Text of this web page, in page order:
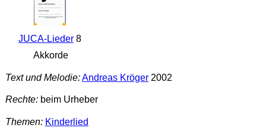
JUCA-Lieder8
Akkorde
Text und Melodie:Andreas Kröger2002
Rechte:beim Urheber
Themen: Kinderlied